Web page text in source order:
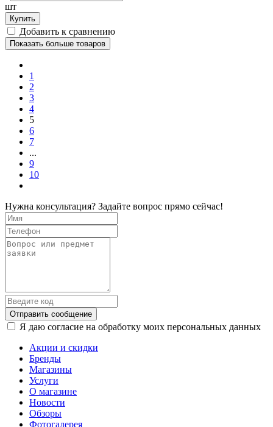
шт
Купить
Добавить к сравнению
Показать больше товаров
1
2
3
4
5
6
7
...
9
10
Нужна консультация? Задайте вопрос прямо сейчас!
Отправить сообщение
Я даю согласие на обработку моих персональных данных
Акции и скидки
Бренды
Магазины
Услуги
О магазине
Новости
Обзоры
Фотогалерея